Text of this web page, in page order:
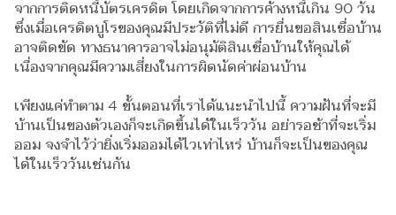
จากการติดหนี้บัตรเครดิต โดยเกิดจากการค้างหนี้เกิน 90 วัน
ซึ่งเมื่อเครดิตบูโรของคุณมีประวัติที่ไม่ดี การยื่นขอสินเชื่อบ้าน
อาจติดขัด ทางธนาคารอาจไม่อนุมัติสินเชื่อบ้านให้คุณได้
เนื่องจากคุณมีความเสี่ยงในการผิดนัดค่าผ่อนบ้าน
เพียงแค่ทำตาม 4 ขั้นตอนที่เราได้แนะนำไปนี้ ความฝันที่จะมี
บ้านเป็นของตัวเองก็จะเกิดขึ้นได้ในเร็ววัน อย่ารอช้าที่จะเริ่ม
ออม จงจำไว้ว่ายิ่งเริ่มออมได้ไวเท่าไหร่ บ้านก็จะเป็นของคุณ
ได้ในเร็ววันเช่นกัน